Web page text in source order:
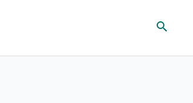
search